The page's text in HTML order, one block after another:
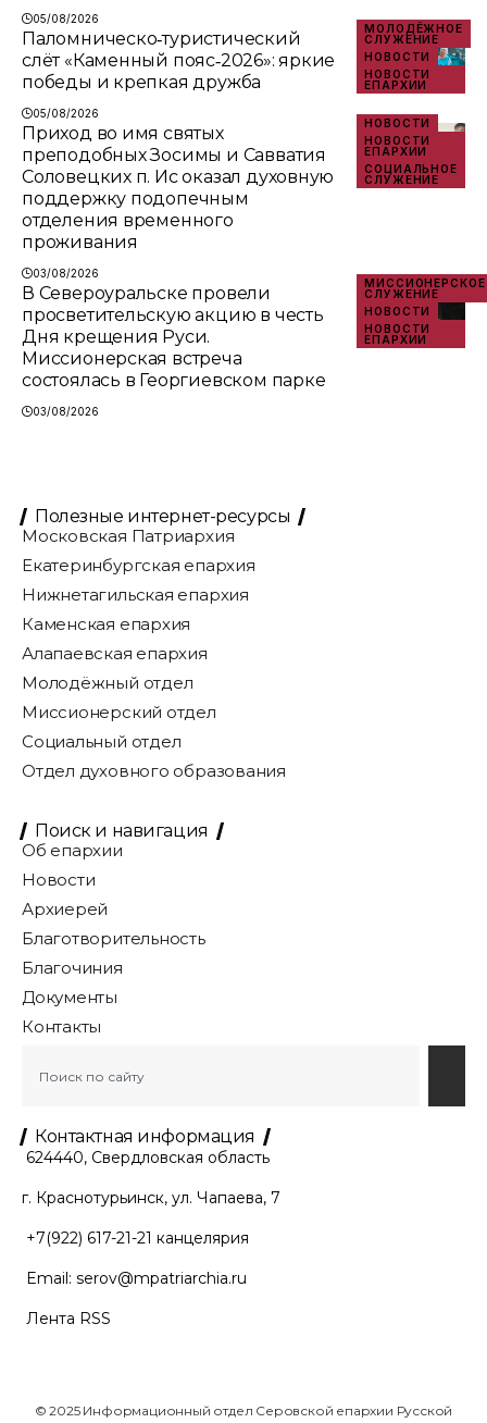
05/08/2026
МОЛОДЁЖНОЕ
СЛУЖЕНИЕ
НОВОСТИ
НОВОСТИ
ЕПАРХИИ
Паломническо‑туристический
слёт «Каменный пояс‑2026»: яркие
победы и крепкая дружба
05/08/2026
НОВОСТИ
НОВОСТИ
ЕПАРХИИ
СОЦИАЛЬНОЕ
СЛУЖЕНИЕ
Приход во имя святых
преподобных Зосимы и Савватия
Соловецких п. Ис оказал духовную
поддержку подопечным
отделения временного
проживания
03/08/2026
МИССИОНЕРСКОЕ
СЛУЖЕНИЕ
НОВОСТИ
НОВОСТИ
ЕПАРХИИ
В Североуральске провели
просветительскую акцию в честь
Дня крещения Руси.
Миссионерская встреча
состоялась в Георгиевском парке
03/08/2026
Полезные интернет-ресурсы
Московская Патриархия
Екатеринбургская епархия
Нижнетагильская епархия
Каменская епархия
Алапаевская епархия
Молодёжный отдел
Миссионерский отдел
Социальный отдел
Отдел духовного образования
Поиск и навигация
Об епархии
Новости
Архиерей
Благотворительность
Благочиния
Документы
Контакты
Контактная информация
624440, Свердловская область
г. Краснотурьинск, ул. Чапаева, 7
+7(922) 617-21-21 канцелярия
Email: serov@mpatriarchia.ru
Лента RSS
© 2025 Информационный отдел Серовской епархии Русской